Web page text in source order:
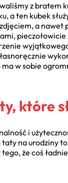
z bratem
a ten kubek
a
w sobie
które
i
na urodziny
że coś